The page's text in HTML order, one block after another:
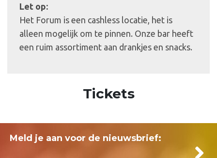
Let op:
Het Forum is een cashless locatie, het is
alleen mogelijk om te pinnen. Onze bar heeft
een ruim assortiment aan drankjes en snacks.
Tickets
Meld je aan voor de nieuwsbrief: